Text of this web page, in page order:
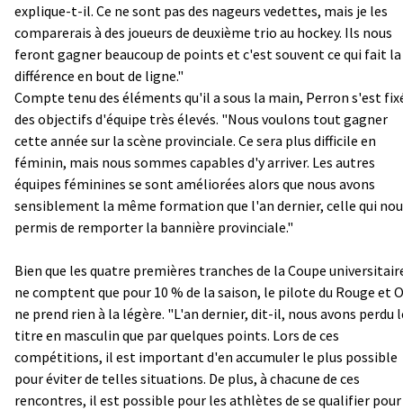
explique-t-il. Ce ne sont pas des nageurs vedettes, mais je les
comparerais à des joueurs de deuxième trio au hockey. Ils nous
feront gagner beaucoup de points et c'est souvent ce qui fait la
différence en bout de ligne."
Compte tenu des éléments qu'il a sous la main, Perron s'est
des objectifs d'équipe très élevés. "Nous voulons tout gagner
cette année sur la scène provinciale. Ce sera plus difficile en
féminin, mais nous sommes capables d'y arriver. Les autres
équipes féminines se sont améliorées alors que nous avons
sensiblement la même formation que l'an dernier, celle qui
permis de remporter la bannière provinciale."
Bien que les quatre premières tranches de la Coupe
ne comptent que pour 10 % de la saison, le pilote du Rouge et
ne prend rien à la légère. "L'an dernier, dit-il, nous avons perdu
titre en masculin que par quelques points. Lors de ces
compétitions, il est important d'en accumuler le plus possible
pour éviter de telles situations. De plus, à chacune de ces
rencontres, il est possible pour les athlètes de se qualifier pour